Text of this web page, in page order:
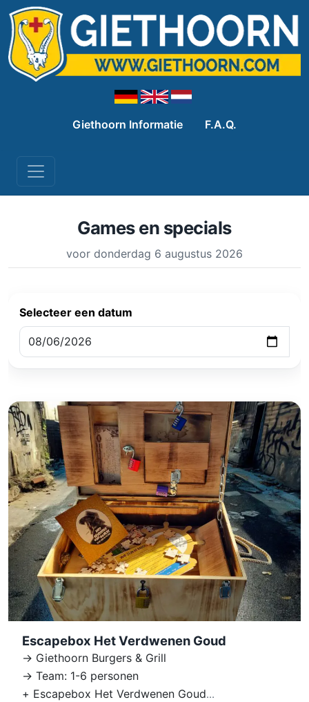
Giethoorn Informatie F.A.Q.
Games en specials
voor donderdag 6 augustus 2026
Selecteer een datum
Escapebox Het Verdwenen Goud
-> Giethoorn Burgers & Grill
-> Team: 1-6 personen
+ Escapebox Het Verdwenen Goud